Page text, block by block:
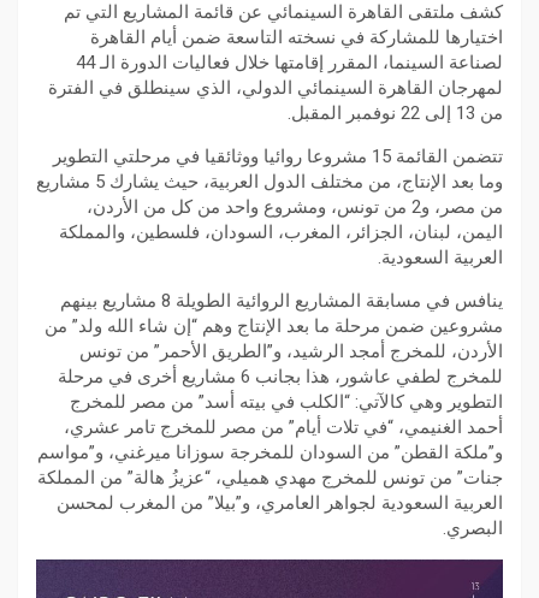
كشف ملتقى القاهرة السينمائي عن قائمة المشاريع التي تم
اختيارها للمشاركة في نسخته التاسعة ضمن أيام القاهرة
لصناعة السينما، المقرر إقامتها خلال فعاليات الدورة الـ 44
لمهرجان القاهرة السينمائي الدولي، الذي سينطلق في الفترة
من 13 إلى 22 نوفمبر المقبل.
تتضمن القائمة 15 مشروعا روائيا ووثائقيا في مرحلتي التطوير
وما بعد الإنتاج، من مختلف الدول العربية، حيث يشارك 5 مشاريع
من مصر، و2 من تونس، ومشروع واحد من كل من الأردن،
اليمن، لبنان، الجزائر، المغرب، السودان، فلسطين، والمملكة
العربية السعودية.
ينافس في مسابقة المشاريع الروائية الطويلة 8 مشاريع بينهم
مشروعين ضمن مرحلة ما بعد الإنتاج وهم “إن شاء الله ولد” من
الأردن، للمخرج أمجد الرشيد، و”الطريق الأحمر” من تونس
للمخرج لطفي عاشور، هذا بجانب 6 مشاريع أخرى في مرحلة
التطوير وهي كالآتي: “الكلب في بيته أسد” من مصر للمخرج
أحمد الغنيمي، “في تلات أيام” من مصر للمخرج تامر عشري،
و”ملكة القطن” من السودان للمخرجة سوزانا ميرغني، و”مواسم
جنات” من تونس للمخرج مهدي هميلي، “عزيزُ هالة” من المملكة
العربية السعودية لجواهر العامري، و”بيلا” من المغرب لمحسن
البصري.